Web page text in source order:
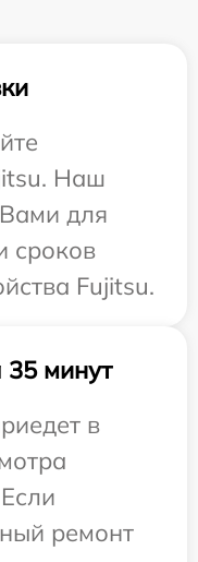
Наш
для
сроков
Fujitsu.
минут
в
ремонт